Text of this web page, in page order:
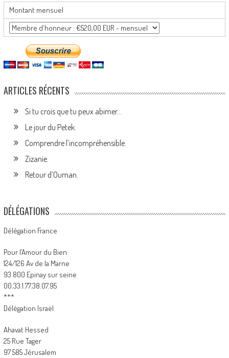
Montant mensuel
ARTICLES RÉCENTS
Si tu crois que tu peux abimer…
Le jour du Petek.
Comprendre l’incompréhensible.
Zizanie.
Retour d’Ouman.
DÉLÉGATIONS
Délégation France
Pour l’Amour du Bien
124/126 Av de la Marne
93 800 Epinay sur seine
00.33.1.77.38.07.95
***
Délégation Israël
Ahavat Hessed
25 Rue Tager
97 585 Jérusalem